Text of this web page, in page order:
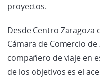
proyectos.
Desde Centro
Cámara de Comercio
compañero de viaje en
de los objetivos es el